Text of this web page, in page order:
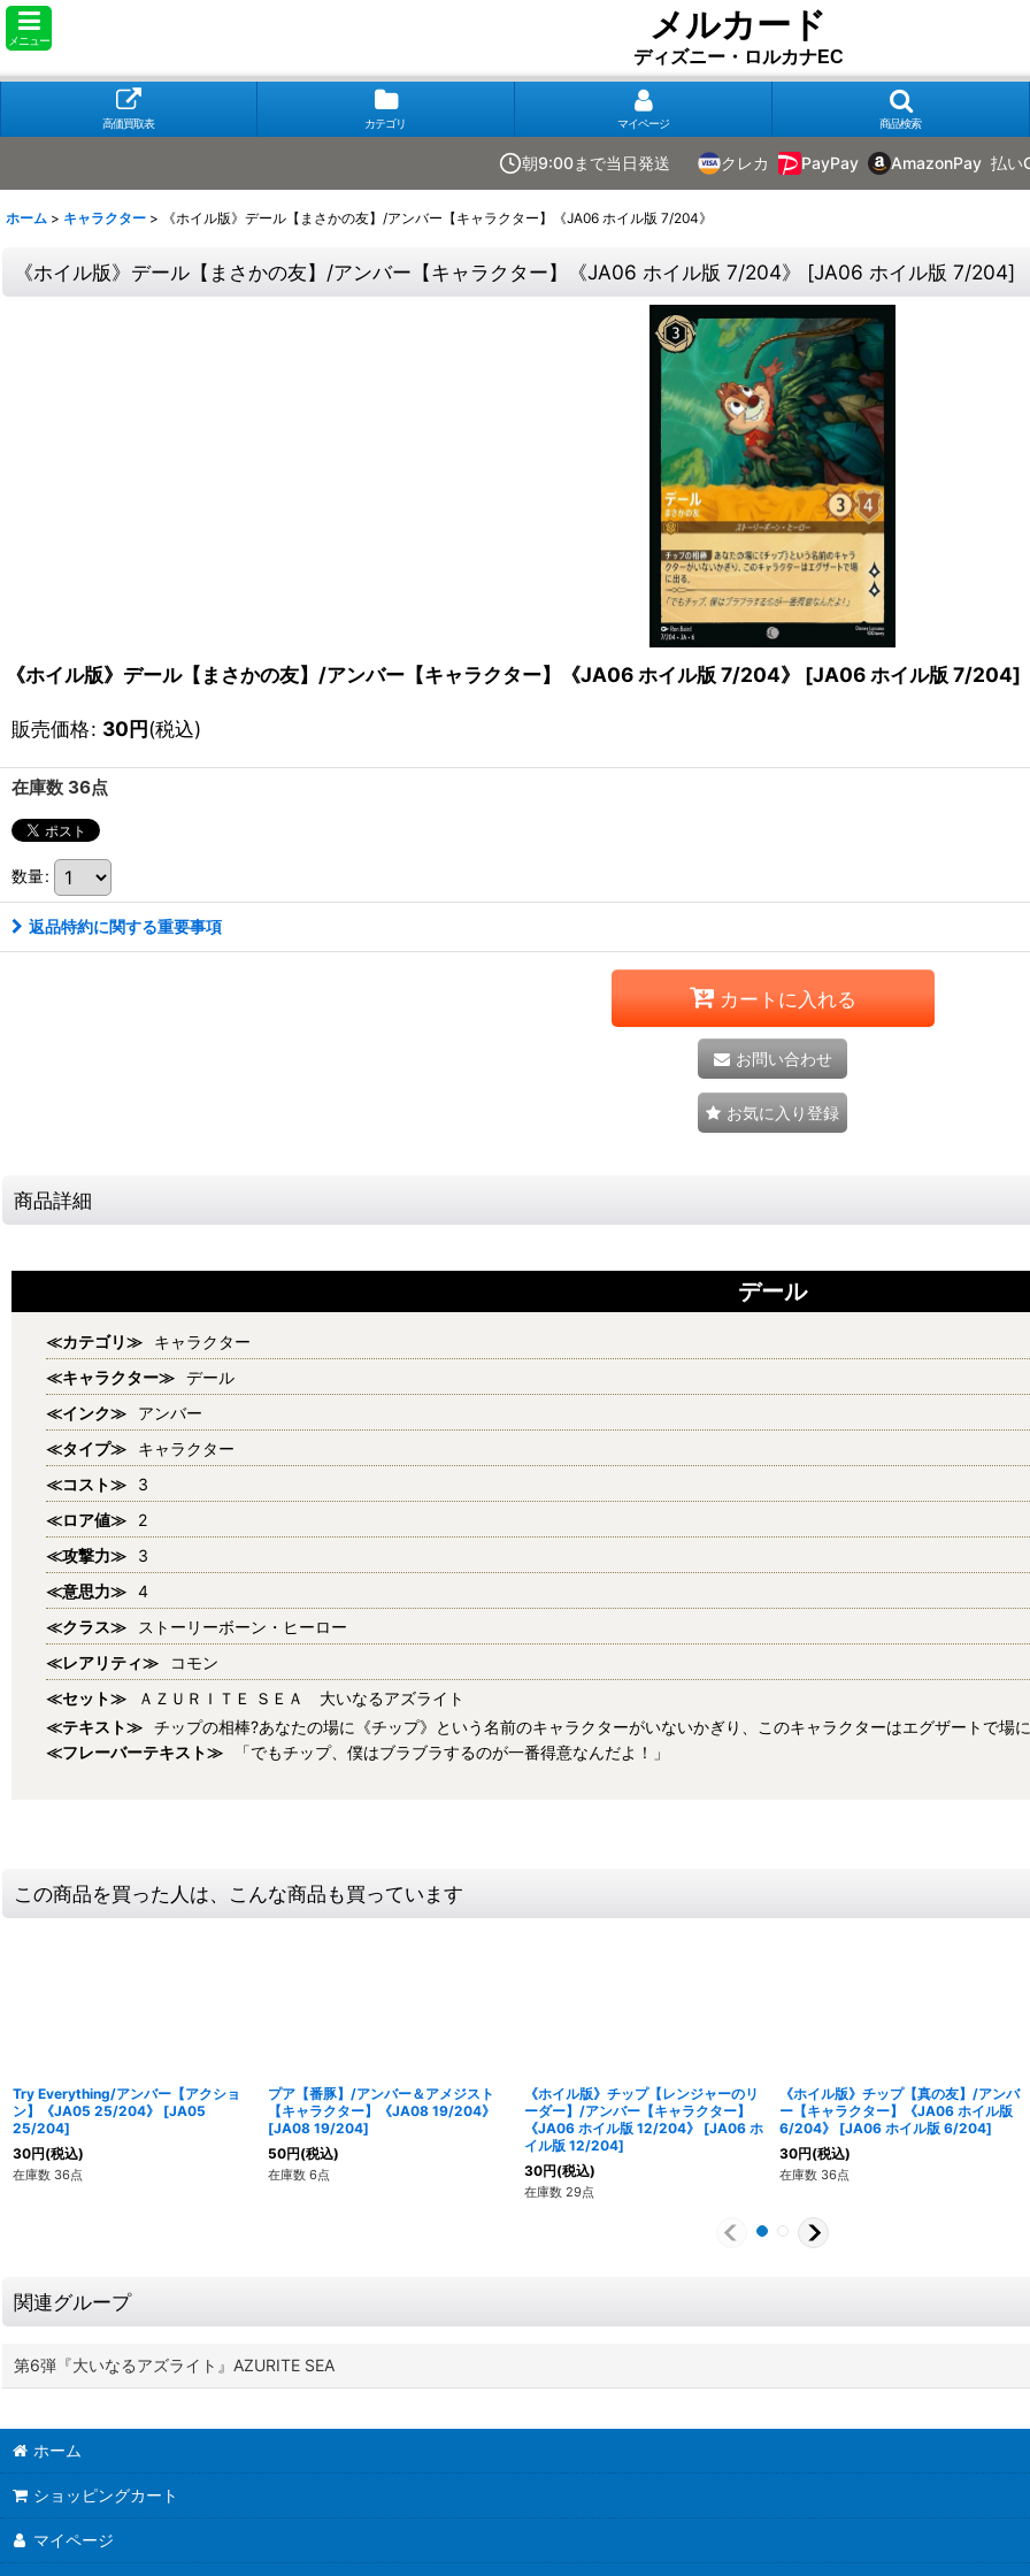
メニュー メルカード
ディズニー・ロルカナEC
高価買取表 カテゴリ マイページ 商品検索
朝9:00まで当日発送 クレカ PayPay AmazonPay 払い
ホーム > キャラクター > 《ホイル版》デール【まさかの友】/アンバー【キャラクター】《JA06 ホイル版 7/204》
《ホイル版》デール【まさかの友】/アンバー【キャラクター】《JA06 ホイル版 7/204》 [JA06 ホイル版 7/204]
《ホイル版》デール【まさかの友】/アンバー【キャラクター】《JA06 ホイル版 7/204》 [JA06 ホイル版 7/204]
販売価格: 30円(税込)
在庫数 36点
数量:
返品特約に関する重要事項
カートに入れる
お問い合わせ
お気に入り登録
商品詳細
デール
≪カテゴリ≫
キャラクター
≪キャラクター≫ デール
≪インク≫
アンバー
≪タイプ≫
キャラクター
≪コスト≫
3
≪ロア値≫
2
≪攻撃力≫
3
≪意思力≫ 4
≪クラス≫
ストーリーボーン・ヒーロー
≪レアリティ≫
コモン
≪セット≫
ＡＺＵＲＩＴＥ ＳＥＡ 大いなるアズライト
≪テキスト≫ チップの相棒?あなたの場に《チップ》という名前のキャラクターがいないかぎり、このキャラクターはエグザートで場
≪フレーバーテキスト≫
「でもチップ、僕はブラブラするのが一番得意なんだよ！」
この商品を買った人は、こんな商品も買っています
Try Everything/アンバー【アクショ
ン】《JA05 25/204》
[JA05
25/204]
30円(税込)
在庫数 36点
プア【番豚】/アンバー＆アメジスト
【キャラクター】《JA08 19/204》
[JA08 19/204]
50円(税込)
在庫数 6点
《ホイル版》チップ【レンジャーのリ
ーダー】/アンバー【キャラクター】
《JA06 ホイル版 12/204》
[JA06 ホ
イル版 12/204]
30円(税込)
在庫数 29点
《ホイル版》チップ【真の友】/アンバ
ー【キャラクター】《JA06 ホイル版
6/204》
[JA06 ホイル版 6/204]
30円(税込)
在庫数 36点
関連グループ
第6弾『大いなるアズライト』AZURITE SEA
ホーム
ショッピングカート
マイページ